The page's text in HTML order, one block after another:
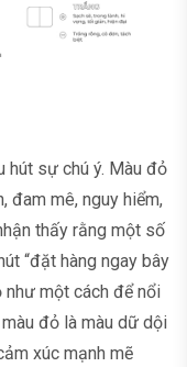
hút sự chú ý. Màu đỏ
đam mê, nguy hiểm,
thấy rằng một số
“đặt hàng ngay bây
như một cách để nổi
đỏ là màu dữ dội
xúc mạnh mẽ